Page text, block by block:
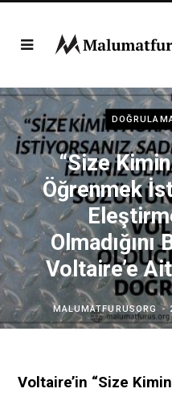
“Size
Öğrenmek
Olmadığını
Voltaire’e
MALUMATFURUSORG
Voltaire’in “Size